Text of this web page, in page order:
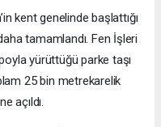
kent genelinde başlattığı
tamamlandı. Fen İşleri
yürüttüğü parke taşı
25 bin metrekarelik
açıldı.